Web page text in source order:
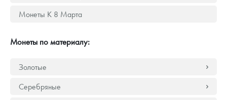
Монеты К 8 Марта
Монеты по материалу:
Золотые
Серебряные